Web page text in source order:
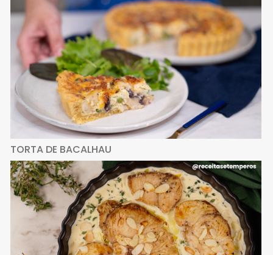
TORTA DE BACALHAU